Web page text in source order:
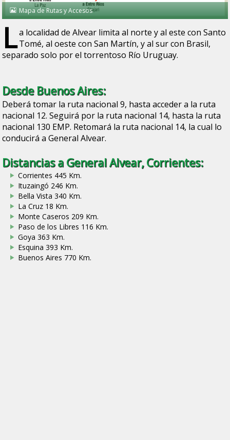
Mapa de Rutas y Accesos
La localidad de Alvear limita al norte y al este con Santo
Tomé, al oeste con San Martín, y al sur con Brasil,
separado solo por el torrentoso Río Uruguay.
Desde Buenos Aires:
Deberá tomar la ruta nacional 9, hasta acceder a la ruta
nacional 12. Seguirá por la ruta nacional 14, hasta la ruta
nacional 130 EMP. Retomará la ruta nacional 14, la cual lo
conducirá a General Alvear.
Distancias a General Alvear, Corrientes:
Corrientes 445 Km.
Ituzaingó 246 Km.
Bella Vista 340 Km.
La Cruz 18 Km.
Monte Caseros 209 Km.
Paso de los Libres 116 Km.
Goya 363 Km.
Esquina 393 Km.
Buenos Aires 770 Km.